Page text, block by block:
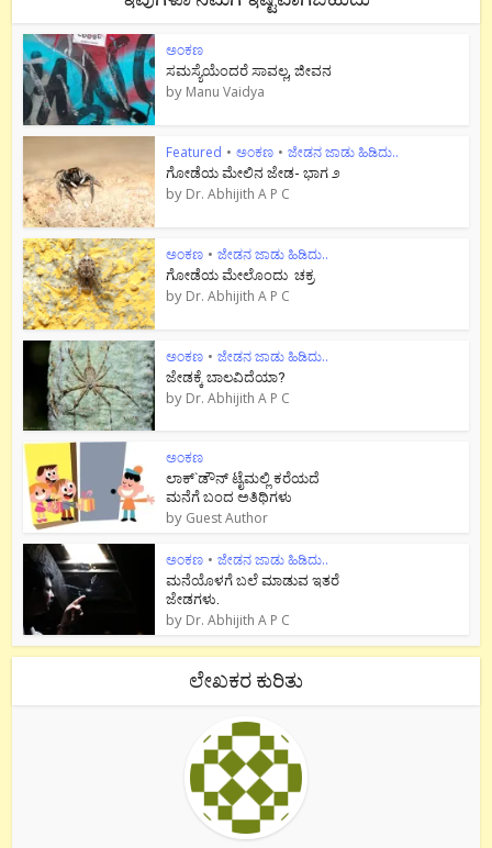
ಅಂಕಣ
ಸಮಸ್ಯೆಯೆಂದರೆ ಸಾವಲ್ಲ, ಜೀವನ
by Manu Vaidya
Featured • ಅಂಕಣ • ಜೇಡನ ಜಾಡು ಹಿಡಿದು..
ಗೋಡೆಯ ಮೇಲಿನ ಜೇಡ- ಭಾಗ ೨
by Dr. Abhijith A P C
ಅಂಕಣ • ಜೇಡನ ಜಾಡು ಹಿಡಿದು..
ಗೋಡೆಯ ಮೇಲೊಂದು ಚಕ್ರ
by Dr. Abhijith A P C
ಅಂಕಣ • ಜೇಡನ ಜಾಡು ಹಿಡಿದು..
ಜೇಡಕ್ಕೆ ಬಾಲವಿದೆಯಾ?
by Dr. Abhijith A P C
ಅಂಕಣ
ಲಾಕ್`ಡೌನ್ ಟೈಮಲ್ಲಿ ಕರೆಯದೆ
ಮನೆಗೆ ಬಂದ ಅತಿಥಿಗಳು
by Guest Author
ಅಂಕಣ • ಜೇಡನ ಜಾಡು ಹಿಡಿದು..
ಮನೆಯೊಳಗೆ ಬಲೆ ಮಾಡುವ ಇತರೆ
ಜೇಡಗಳು.
by Dr. Abhijith A P C
ಲೇಖಕರ ಕುರಿತು